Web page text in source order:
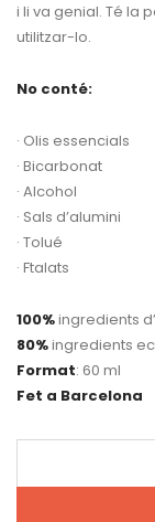
i li va genial. Té la
utilitzar-lo.
No conté:
· Olis essencials
· Bicarbonat
· Alcohol
· Sals d’alumini
· Tolué
· Ftalats
100%ingredients
80%ingredients
Format: 60 ml
Fet a Barcelona